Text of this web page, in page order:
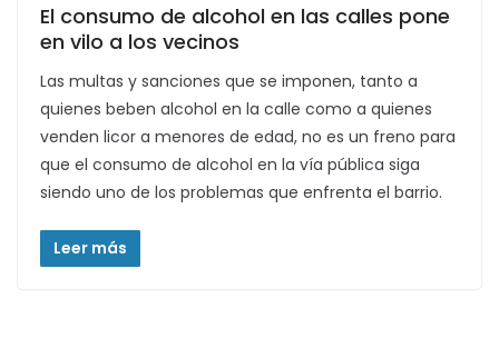
El consumo de alcohol en las calles pone
en vilo a los vecinos
Las multas y sanciones que se imponen, tanto a
quienes beben alcohol en la calle como a quienes
venden licor a menores de edad, no es un freno para
que el consumo de alcohol en la vía pública siga
siendo uno de los problemas que enfrenta el barrio.
Leer más